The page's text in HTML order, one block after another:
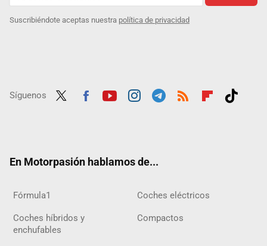
Suscribiéndote aceptas nuestra política de privacidad
Síguenos
En Motorpasión hablamos de...
Fórmula1 Coches eléctricos
Coches híbridos y
enchufables
Compactos